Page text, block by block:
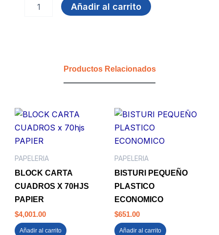
Añadir al carrito
Productos Relacionados
PAPELERIA
BLOCK CARTA
CUADROS X 70HJS
PAPIER
$4,001.00
Añadir al carrito
PAPELERIA
BISTURI PEQUEÑO
PLASTICO
ECONOMICO
$651.00
Añadir al carrito